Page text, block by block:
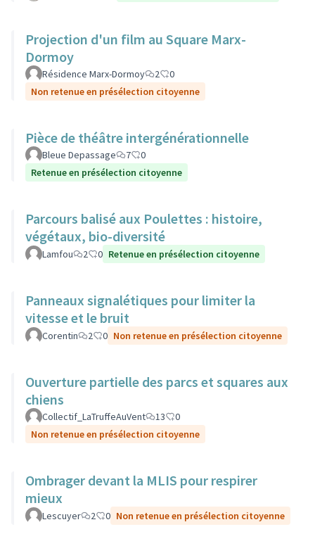
Projection d'un film au Square Marx-
Dormoy
Résidence Marx-Dormoy 2
0
Non retenue en présélection citoyenne
Pièce de théâtre intergénérationnelle
Bleue Depassage 7
0
Retenue en présélection citoyenne
Parcours balisé aux Poulettes : histoire,
végétaux, bio-diversité
Lamfou 2 0 Retenue en présélection citoyenne
Panneaux signalétiques pour limiter la
vitesse et le bruit
Corentin 2 0 Non retenue en présélection citoyenne
Ouverture partielle des parcs et squares aux
chiens
Collectif_LaTruffeAuVent 13
0
Non retenue en présélection citoyenne
Ombrager devant la MLIS pour respirer
mieux
Lescuyer 2 0 Non retenue en présélection citoyenne